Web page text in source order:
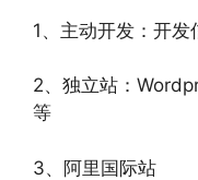
1、主动开发：开
2、独立站：
等
3、阿里国际站